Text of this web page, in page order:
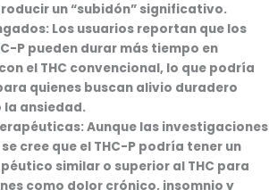
un “subidón” significativo.
: Los usuarios reportan que los
P pueden durar más tiempo en
el THC convencional, lo que podría
quienes buscan alivio duradero
la ansiedad.
: Aunque las investigaciones
cree que el THC-P podría tener un
similar o superior al THC para
como dolor crónico, insomnio y